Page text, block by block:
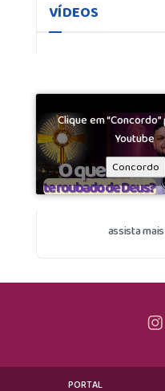
VÍDEOS
Clique em
Youtube
Concordo
assista mais
PORTAL